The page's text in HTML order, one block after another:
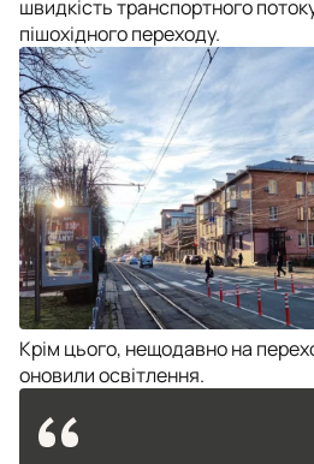
швидкість транспортного
пішохідного переходу.
Крім цього, нещодавно на
оновили освітлення.